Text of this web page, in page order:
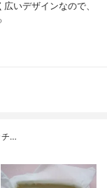
いデザインなので、
チ…